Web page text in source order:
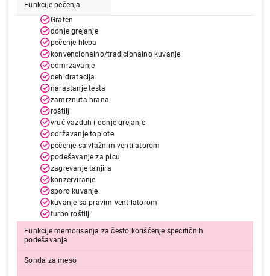
Funkcije pečenja
Graten
donje grejanje
pečenje hleba
konvencionalno/tradicionalno kuvanje
odmrzavanje
dehidratacija
narastanje testa
zamrznuta hrana
roštilj
vruć vazduh i donje grejanje
održavanje toplote
pečenje sa vlažnim ventilatorom
podešavanje za picu
zagrevanje tanjira
konzerviranje
sporo kuvanje
kuvanje sa pravim ventilatorom
turbo roštilj
Funkcije memorisanja za često korišćenje specifičnih
podešavanja
Sonda za meso
69.999,00
UGRADNE RERNE
ELECTROLUX LOX8P87WZ
Proizvod je dodat u korpu.
Ukupno u korpi: 0,00
Nastavi kupovinu